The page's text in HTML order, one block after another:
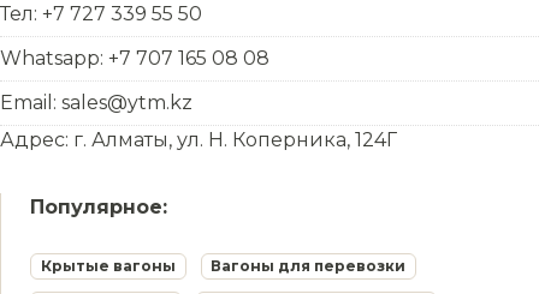
Тел: +7 727 339 55 50
Whatsapp: +7 707 165 08 08
Email: sales@ytm.kz
Адрес: г. Алматы, ул. Н. Коперника, 124Г
Популярное:
Крытые вагоны Вагоны для перевозки